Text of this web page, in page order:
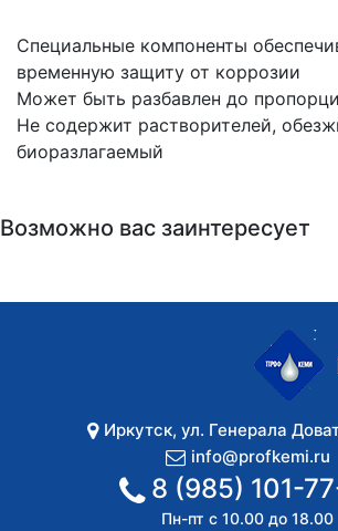
Специальные компоненты
временную защиту от коррозии
Может быть разбавлен до
Не содержит растворителей,
биоразлагаемый
Возможно вас заинтересует
Иркутск, ул. Генерала
info@profkemi.ru
8 (985) 101-
Пн-пт с 10.00 до 18.00